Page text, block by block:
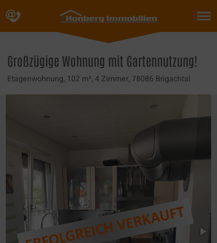
to
Großzügige Wohnung mit Gartennutzung!
Etagenwohnung, 102 m², 4 Zimmer, 78086 Brigachtal